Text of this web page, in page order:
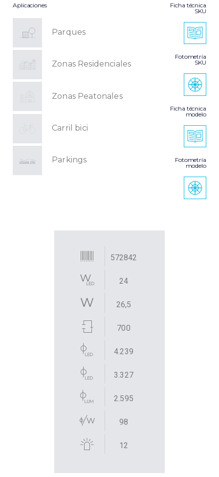
Aplicaciones
Parques
Zonas Residenciales
Zonas Peatonales
Carril bici
Parkings
Ficha técnica
SKU
Fotometría
SKU
Ficha técnica
modelo
Fotometría
modelo
572842
24
26,5
700
4.239
3.327
2.595
98
12